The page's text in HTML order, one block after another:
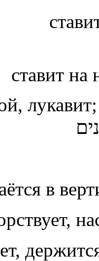
ставит на
в